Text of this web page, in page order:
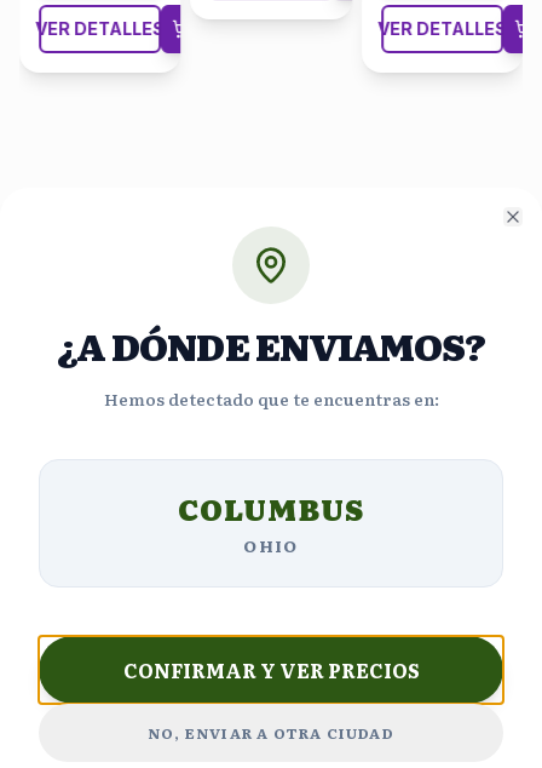
VER DETALLES VER DETALLES
Opiniones de Clientes
4.7
estrellas
2,650
estrellas
423
¿A DÓNDE ENVIAMOS?
Hemos detectado que te encuentras en:
COLUMBUS
OHIO
CONFIRMAR Y VER PRECIOS
NO, ENVIAR A OTRA CIUDAD